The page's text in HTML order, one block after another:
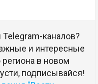
каналов?
и интересные
в новом
подписывайся!